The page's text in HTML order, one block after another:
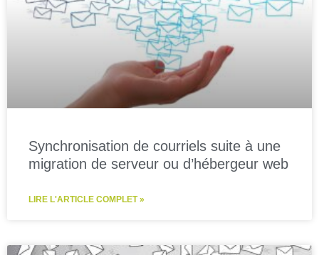
Synchronisation de courriels suite à une
migration de serveur ou d’hébergeur web
LIRE L'ARTICLE COMPLET »